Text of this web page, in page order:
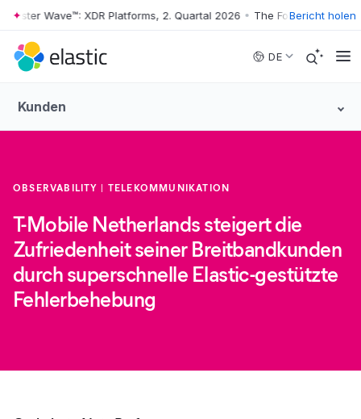
Skip to main content
Wave™: XDR Platforms, 2. Quartal 2026 • The Forrester Wave™:
Bericht holen
DE
Kunden
OBSERVABILITY TELEKOMMUNIKATION
T-Mobile Netherlands steigert die
Zufriedenheit seiner Breitbandkunden
durch superschnelle Elastic-gestützte
Fehlerbehebung